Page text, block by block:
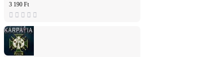
3 190 Ft